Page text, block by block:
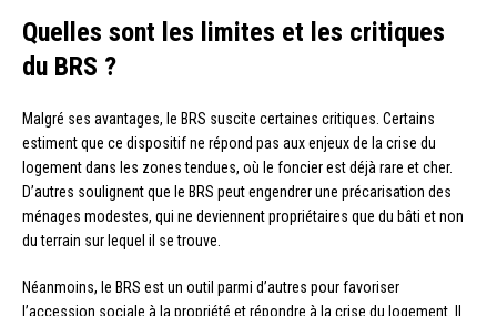
Quelles sont les limites et les critiques
du BRS ?
Malgré ses avantages, le BRS suscite certaines critiques. Certains
estiment que ce dispositif ne répond pas aux enjeux de la crise du
logement dans les zones tendues, où le foncier est déjà rare et cher.
D’autres soulignent que le BRS peut engendrer une précarisation des
ménages modestes, qui ne deviennent propriétaires que du bâti et non
du terrain sur lequel il se trouve.
Néanmoins, le BRS est un outil parmi d’autres pour favoriser
l’accession sociale à la propriété et répondre à la crise du logement. Il